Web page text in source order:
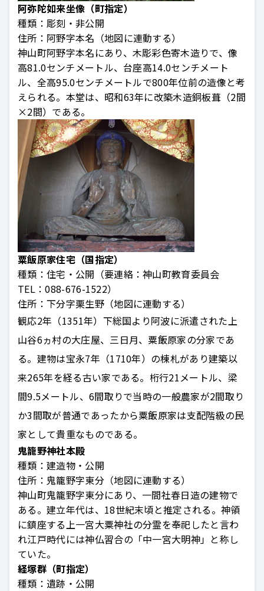
阿弥陀如来坐像（町指定）
種類： 彫刻・非公開
住所： 阿野字本名（地図に連動する）
神山町阿野字本名にあり、木彫彩色寄木造りで、像
高81.0センチメートル、台座高14.0センチメート
ル、全高95.0センチメートルで800年位前の造像と考
えられる。本堂は、昭和63年に改築木造銅板葺（2間
×2間）である。
粟飯原家住宅（国指定）
種類： 住宅・公開（要連絡：神山町教育委員会
TEL：088-676-1522）
住所： 下分字栗生野（地図に連動する）
観応2年（1351年）下総国より阿波に派遣された上
山谷6ヵ村の大庄屋、三日月、粟飯原家の分家であ
る。建物は宝永7年（1710年）の棟札があり建築以
来265年を経る古い家である。桁行21メートル、梁
間9.5メートル、6間取りで当時の一般農家が2間取り
か3間取が普通であったから粟飯原家は支配階級の民
家として貴重なものである。
鬼籠野神社本殿
種類： 建造物・公開
住所： 鬼籠野字東分（地図に連動する）
神山町鬼籠野字東分にあり、一間社春日造の建物で
ある。建立年代は、18世紀末頃と推定される。神領
に鎮座する上一宮大粟神社の分霊を奉祀したと言わ
れ江戸時代には神仏習合の「中一宮大明神」と称し
ていた。
経塚群（町指定）
種類： 遺跡・公開